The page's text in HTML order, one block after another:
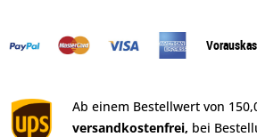
Ab einem Bestellwert von
versandkostenfrei, bei